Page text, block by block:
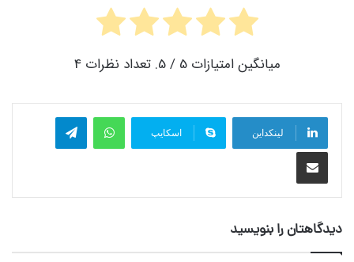
میانگین امتیازات5 / 5. تعداد نظرات 4
لینکداین اسکایپ
واتس آپ تلگرام
اشتراک گذاری با ایمیل
دیدگاهتان را بنویسید